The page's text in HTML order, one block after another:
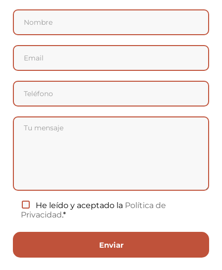
He leído y aceptado la Política de
Privacidad.*